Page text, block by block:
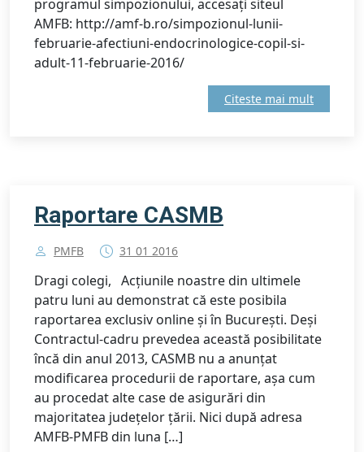
programul simpozionului, accesați siteul
AMFB: http://amf-b.ro/simpozionul-lunii-
februarie-afectiuni-endocrinologice-copil-si-
adult-11-februarie-2016/
Citeste mai mult
Raportare CASMB
PMFB 31 01 2016
Dragi colegi, Acțiunile noastre din ultimele
patru luni au demonstrat că este posibila
raportarea exclusiv online și în București. Deși
Contractul-cadru prevedea această posibilitate
încă din anul 2013, CASMB nu a anunțat
modificarea procedurii de raportare, așa cum
au procedat alte case de asigurări din
majoritatea județelor țării. Nici după adresa
AMFB-PMFB din luna […]